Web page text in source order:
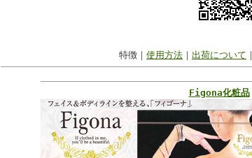
特徴｜ 使用方法 ｜ 出荷について ｜
Figona化粧品